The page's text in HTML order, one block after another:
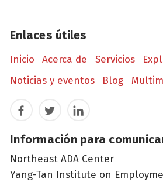
Enlaces útiles
Inicio Acerca de Servicios
Noticias y eventos
Blog
FacebookTwitterLinkedIn
Información para
Northeast ADA Center
Yang-Tan Institute on